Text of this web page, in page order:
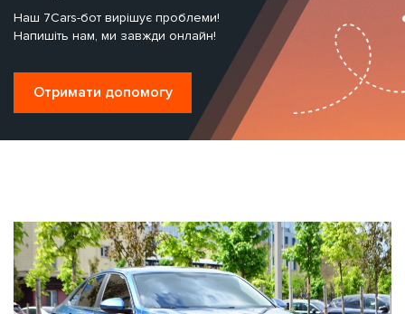
Наш 7Cars-бот вирішує проблеми!
Напишіть нам, ми завжди онлайн!
Отримати допомогу